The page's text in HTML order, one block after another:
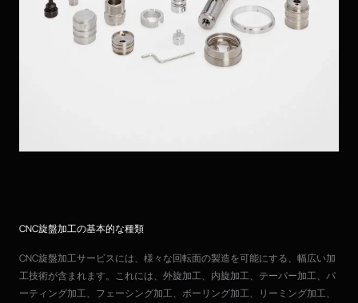
CNC旋盤加工の基本的な種類
CNC旋盤加工サービスには、様々な回転面の製造を可能にする、幅広い加
工技術が含まれます。これには、外旋加工、内旋加工、テーパー加工、パ
ーティング加工、フェーシング加工、ボーリング加工、リーミング加工、